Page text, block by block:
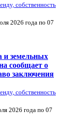
собственность
2026 года по 07
и земельных
сообщает о
заключения
собственность
2026 года по 07